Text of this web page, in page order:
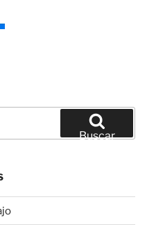
Buscar